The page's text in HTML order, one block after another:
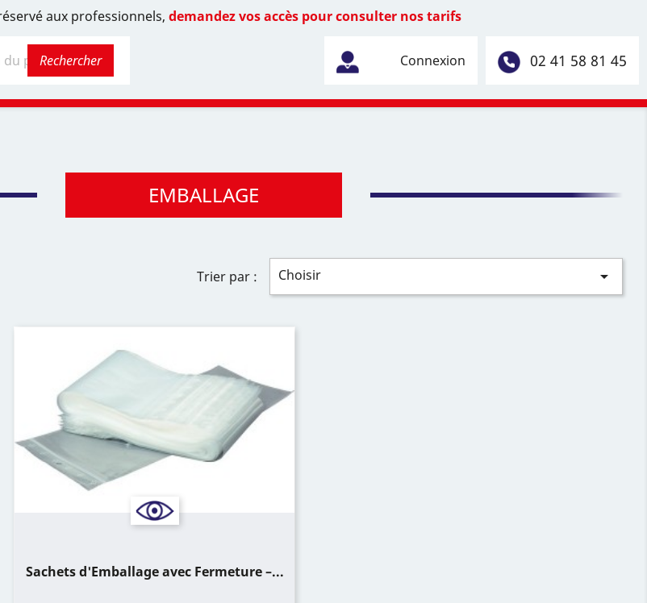
aux professionnels, demandez vos accès pour consulter nos tarifs
Rechercher Connexion 02 41 58 81 45
EMBALLAGE
Trier par : Choisir 
Sachets d'Emballage avec Fermeture –...